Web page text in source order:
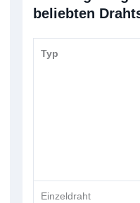
beliebten
Typ
Einzeldraht